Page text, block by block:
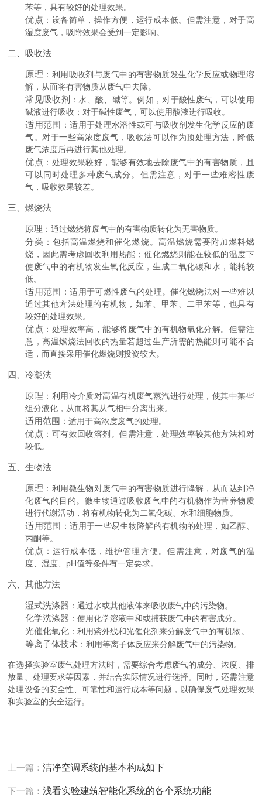
苯等，具有较好的处理效果。
优点 ：设备简单，操作方便，运行成本低。但需注意，对于高
湿度废气，吸附效果会受到一定影响。
二、吸收法
原理 ：利用吸收剂与废气中的有害物质发生化学反应或物理溶
解，从而将有害物质从废气中去除。
常见吸收剂 ：水、酸、碱等。例如，对于酸性废气，可以使用
碱液进行吸收；对于碱性废气，可以使用酸液进行吸收。
适用范围 ：适用于处理水溶性或可与吸收剂发生化学反应的废
气。对于一些高浓度废气，吸收法可以作为预处理方法，降低
废气浓度后再进行其他处理。
优点 ：处理效果较好，能够有效地去除废气中的有害物质，且
可以同时处理多种废气成分。但需注意，对于一些难溶性废
气，吸收效果较差。
三、燃烧法
原理 ：通过燃烧将废气中的有害物质转化为无害物质。
分类 ：包括高温燃烧和催化燃烧。高温燃烧需要附加燃料燃
烧，因此需考虑回收利用热能；催化燃烧则能在较低的温度下
使废气中的有机物发生氧化反应，生成二氧化碳和水，能耗较
低。
适用范围 ：适用于可燃性废气的处理。催化燃烧法对一些难以
通过其他方法处理的有机物，如苯、甲苯、二甲苯等，也具有
较好的处理效果。
优点 ：处理效率高，能够将废气中的有机物氧化分解。但需注
意，高温燃烧法回收的热量若超过生产所需的热能则可能不合
适，而直接采用催化燃烧则投资较大。
四、冷凝法
原理 ：利用冷介质对高温有机废气蒸汽进行处理，使其中某些
组分液化，从而将其从气相中分离出来。
适用范围 ：适用于高浓度废气的处理。
优点 ：可有效回收溶剂。但需注意，处理效率较其他方法相对
较低。
五、生物法
原理 ：利用微生物对废气中的有害物质进行降解，从而达到净
化废气的目的。微生物通过吸收废气中的有机物作为营养物质
进行代谢活动，将有机物转化为二氧化碳、水和细胞物质。
适用范围 ：适用于一些易生物降解的有机物的处理，如乙醇、
丙酮等。
优点 ：运行成本低，维护管理方便。但需注意，对废气的温
度、湿度、pH值等条件有一定要求。
六、其他方法
湿式洗涤器 ：通过水或其他液体来吸收废气中的污染物。
化学洗涤器 ：使用化学溶液中和或捕获废气中的有害成分。
光催化氧化 ：利用紫外线和光催化剂来分解废气中的有机物。
等离子体技术 ：利用等离子体反应来分解废气中的污染物。
在选择实验室废气处理方法时，需要综合考虑废气的成分、浓度、排
放量、处理要求等因素，并结合实际情况进行选择。同时，还需注意
处理设备的安全性、可靠性和运行成本等问题，以确保废气处理效果
和实验室的安全运行。
上一篇：洁净空调系统的基本构成如下
下一篇：浅看实验建筑智能化系统的各个系统功能